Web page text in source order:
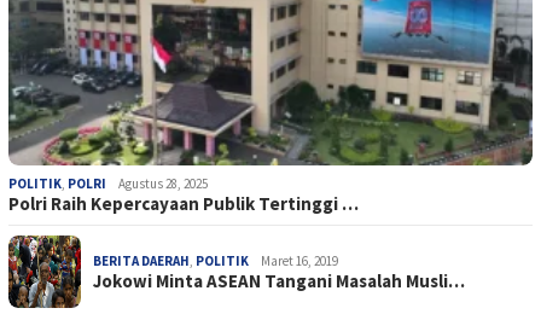
POLITIK, POLRI Agustus 28, 2025
Polri Raih Kepercayaan Publik Tertinggi …
BERITA DAERAH, POLITIK Maret 16, 2019
Jokowi Minta ASEAN Tangani Masalah Musli…